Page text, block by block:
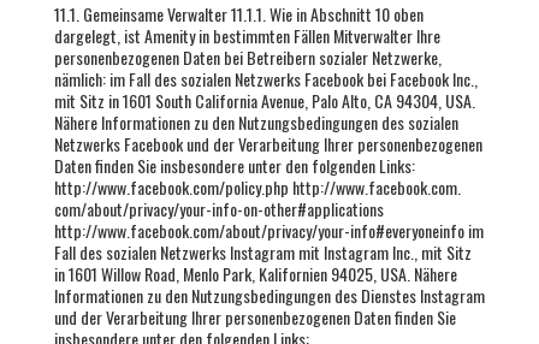
11.1. Gemeinsame Verwalter 11.1.1. Wie in Abschnitt 10 oben
dargelegt, ist Amenity in bestimmten Fällen Mitverwalter Ihre
personenbezogenen Daten bei Betreibern sozialer Netzwerke,
nämlich: im Fall des sozialen Netzwerks Facebook bei Facebook Inc.,
mit Sitz in 1601 South California Avenue, Palo Alto, CA 94304, USA.
Nähere Informationen zu den Nutzungsbedingungen des sozialen
Netzwerks Facebook und der Verarbeitung Ihrer personenbezogenen
Daten finden Sie insbesondere unter den folgenden Links:
http://www.facebook.com/policy.php http://www.facebook.com.
com/about/privacy/your-info-on-other#applications
http://www.facebook.com/about/privacy/your-info#everyoneinfo im
Fall des sozialen Netzwerks Instagram mit Instagram Inc., mit Sitz
in 1601 Willow Road, Menlo Park, Kalifornien 94025, USA. Nähere
Informationen zu den Nutzungsbedingungen des Dienstes Instagram
und der Verarbeitung Ihrer personenbezogenen Daten finden Sie
insbesondere unter den folgenden Links: